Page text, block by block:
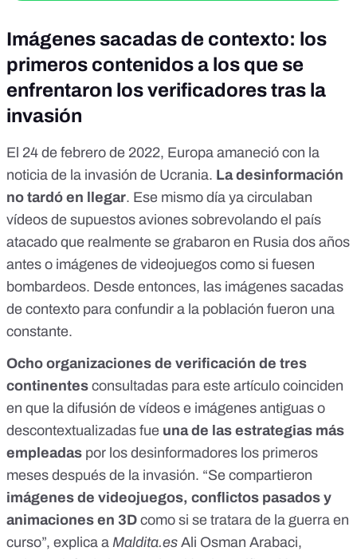
Imágenes sacadas de contexto: los
primeros contenidos a los que se
enfrentaron los verificadores tras la
invasión
El 24 de febrero de 2022, Europa amaneció con la
noticia de la invasión de Ucrania. La desinformación
no tardó en llegar. Ese mismo día ya circulaban
vídeos de supuestos aviones sobrevolando el país
atacado que realmente se grabaron en Rusia dos años
antes o imágenes de videojuegos como si fuesen
bombardeos. Desde entonces, las imágenes sacadas
de contexto para confundir a la población fueron una
constante.
Ocho organizaciones de verificación de tres
continentes consultadas para este artículo coinciden
en que la difusión de vídeos e imágenes antiguas o
descontextualizadas fue una de las estrategias más
empleadas por los desinformadores los primeros
meses después de la invasión. “Se compartieron
imágenes de videojuegos, conflictos pasados y
animaciones en 3D como si se tratara de la guerra en
curso”, explica a Maldita.es Ali Osman Arabaci,